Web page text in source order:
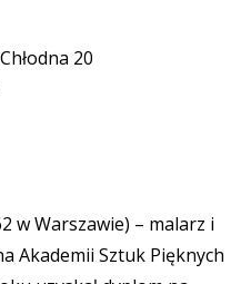
20
w Warszawie) – malarz i
Akademii Sztuk Pięknych